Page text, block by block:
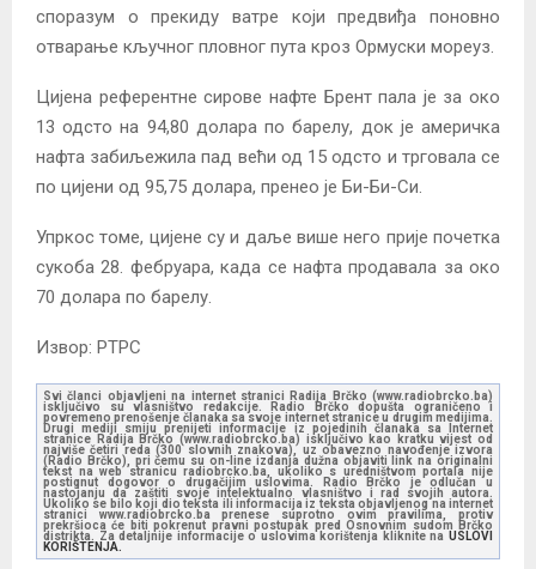
споразум о прекиду ватре који предвиђа поновно
отварање кључног пловног пута кроз Ормуски мореуз.
Цијена референтне сирове нафте Брент пала је за око
13 одсто на 94,80 долара по барелу, док је америчка
нафта забиљежила пад већи од 15 одсто и трговала се
по цијени од 95,75 долара, пренео је Би-Би-Си.
Упркос томе, цијене су и даље више него прије почетка
сукоба 28. фебруара, када се нафта продавала за око
70 долара по барелу.
Извор: РТРС
Svi članci objavljeni na internet stranici Radija Brčko (www.radiobrcko.ba)
isključivo su vlasništvo redakcije. Radio Brčko dopušta ograničeno i
povremeno prenošenje članaka sa svoje internet stranice u drugim medijima.
Drugi mediji smiju prenijeti informacije iz pojedinih članaka sa Internet
stranice Radija Brčko (www.radiobrcko.ba) isključivo kao kratku vijest od
najviše četiri reda (300 slovnih znakova), uz obavezno navođenje izvora
(Radio Brčko), pri čemu su on-line izdanja dužna objaviti link na originalni
tekst na web stranicu radiobrcko.ba, ukoliko s uredništvom portala nije
postignut dogovor o drugačijim uslovima. Radio Brčko je odlučan u
nastojanju da zaštiti svoje intelektualno vlasništvo i rad svojih autora.
Ukoliko se bilo koji dio teksta ili informacija iz teksta objavljenog na internet
stranici www.radiobrcko.ba prenese suprotno ovim pravilima, protiv
prekršioca će biti pokrenut pravni postupak pred Osnovnim sudom Brčko
distrikta. Za detaljnije informacije o uslovima korištenja kliknite na USLOVI
KORIŠTENJA.